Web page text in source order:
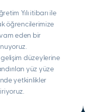
Yılı itibarı ile
öğrencilerimize
eden bir
düzeylerine
yüz yüze
yetkinlikler